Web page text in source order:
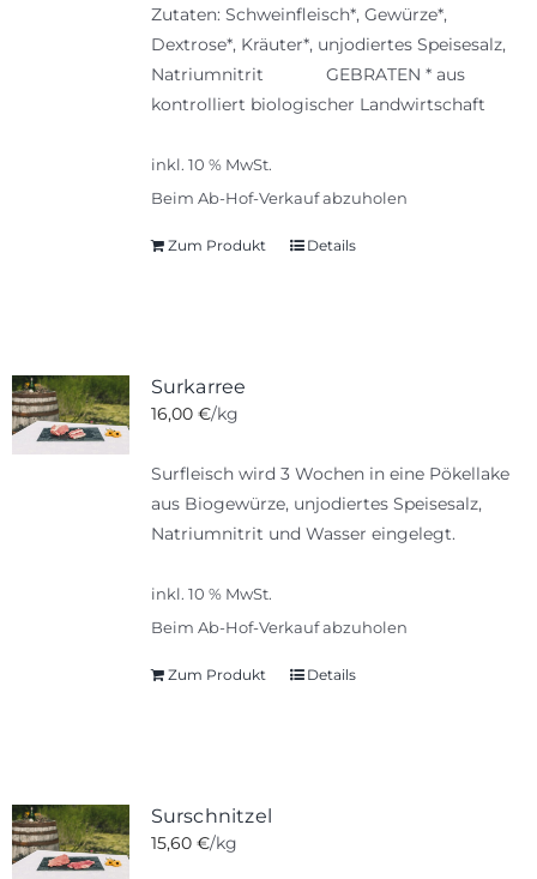
Zutaten: Schweinfleisch*, Gewürze*,
Dextrose*, Kräuter*, unjodiertes Speisesalz,
Natriumnitrit GEBRATEN * aus
kontrolliert biologischer Landwirtschaft
inkl. 10 % MwSt.
Beim Ab-Hof-Verkauf abzuholen
Zum Produkt Details
Surkarree
16,00 €/kg
Surfleisch wird 3 Wochen in eine Pökellake
aus Biogewürze, unjodiertes Speisesalz,
Natriumnitrit und Wasser eingelegt.
inkl. 10 % MwSt.
Beim Ab-Hof-Verkauf abzuholen
Zum Produkt Details
Surschnitzel
15,60 €/kg